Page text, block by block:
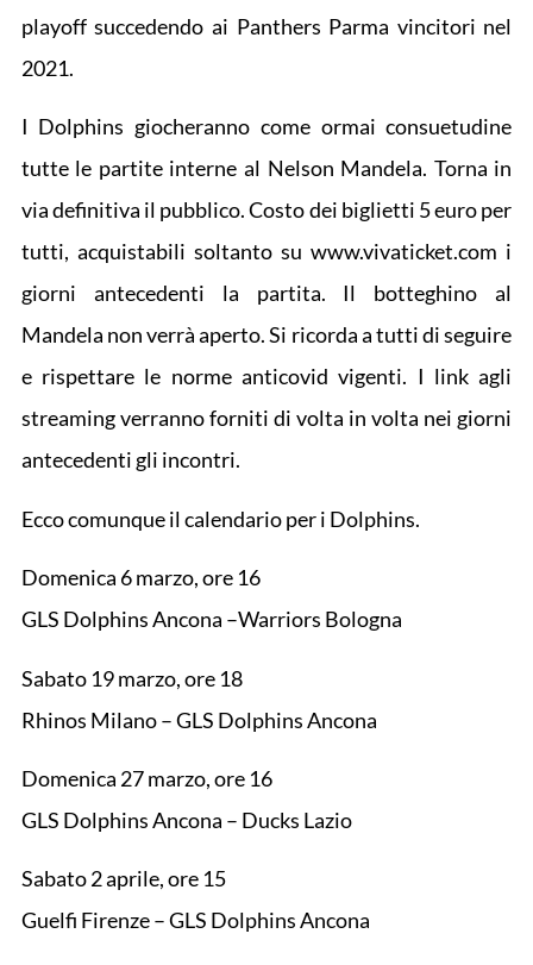
playoff succedendo ai Panthers Parma vincitori nel
2021.
I Dolphins giocheranno come ormai consuetudine
tutte le partite interne al Nelson Mandela. Torna in
via definitiva il pubblico. Costo dei biglietti 5 euro per
tutti, acquistabili soltanto su www.vivaticket.com i
giorni antecedenti la partita. Il botteghino al
Mandela non verrà aperto. Si ricorda a tutti di seguire
e rispettare le norme anticovid vigenti. I link agli
streaming verranno forniti di volta in volta nei giorni
antecedenti gli incontri.
Ecco comunque il calendario per i Dolphins.
Domenica 6 marzo, ore 16
GLS Dolphins Ancona –Warriors Bologna
Sabato 19 marzo, ore 18
Rhinos Milano – GLS Dolphins Ancona
Domenica 27 marzo, ore 16
GLS Dolphins Ancona – Ducks Lazio
Sabato 2 aprile, ore 15
Guelfi Firenze – GLS Dolphins Ancona